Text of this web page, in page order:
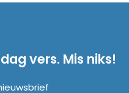
vers. Mis niks!